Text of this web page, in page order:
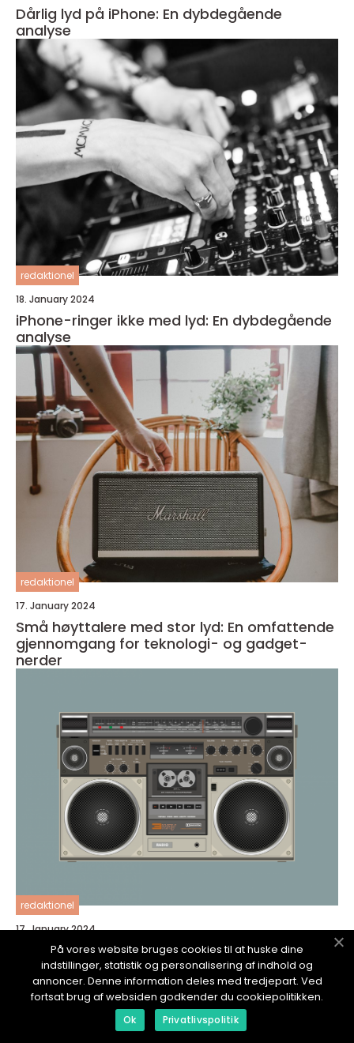
Dårlig lyd på iPhone: En dybdegående
analyse
redaktionel
18. January 2024
iPhone-ringer ikke med lyd: En dybdegående
analyse
redaktionel
17. January 2024
Små høyttalere med stor lyd: En omfattende
gjennomgang for teknologi- og gadget-
nerder
redaktionel
17. January 2024
Vekkerklokke med høy lyd: Den ultimate
guiden for teknologi- og gadget-nerder
På vores website bruges cookies til at huske dine
indstillinger, statistik og personalisering af indhold og
annoncer. Denne information deles med tredjepart. Ved
fortsat brug af websiden godkender du cookiepolitikken.
Ok Privatlivspolitik